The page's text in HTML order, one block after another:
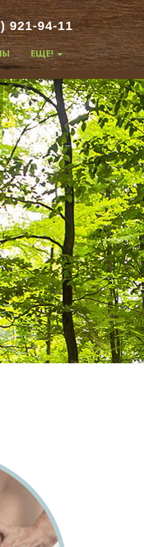
921-94-11
ЕЩЕ!